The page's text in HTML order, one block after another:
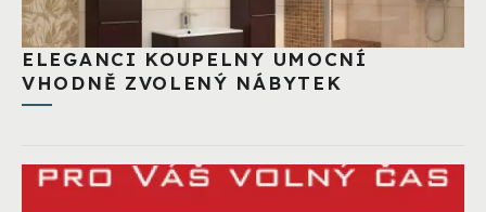
ELEGANCI KOUPELNY UMOCNÍ
VHODNĚ ZVOLENÝ NÁBYTEK